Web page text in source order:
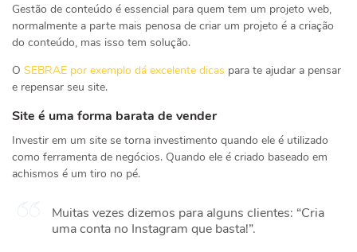
Gestão de conteúdo é essencial para quem tem um projeto web,
normalmente a parte mais penosa de criar um projeto é a criação
do conteúdo, mas isso tem solução.
O SEBRAE por exemplo dá excelente dicas para te ajudar a pensar
e repensar seu site.
Site é uma forma barata de vender
Investir em um site se torna investimento quando ele é utilizado
como ferramenta de negócios. Quando ele é criado baseado em
achismos é um tiro no pé.
Muitas vezes dizemos para alguns clientes: “Cria
uma conta no Instagram que basta!”.